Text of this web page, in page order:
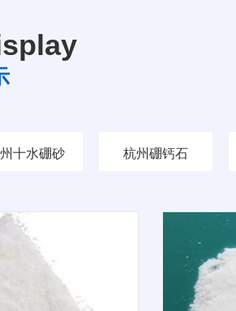
十水硼砂 杭州硼钙石